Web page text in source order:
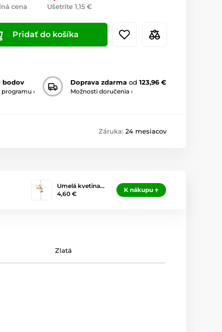
cena Ušetríte 1,15 €
Pridať do košíka
bodov
›
Doprava zdarma od 123,96 €
Možnosti doručenia ›
Záruka: 24 mesiacov
Umelá kvetina…
4,60 €
K nákupu
Zlatá